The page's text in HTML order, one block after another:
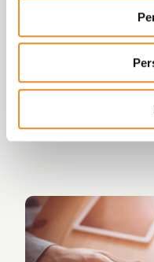
Uno de nuestros
las personas, sin
producto final no
el desarrollo